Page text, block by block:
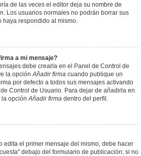
de las veces el editor deja su nombre de
Los usuarios normales no podrán borrar sus
haya respondido al mismo.
a mi mensaje?
debe crearla en el Panel de Control de
la opciónAñadir firma cuando publique un
por defecto a todos sus mensajes activando
Control de Usuario. Para dejar de añadirla en
la opciónAñadir firma dentro del perfil.
edita el primer mensaje del mismo, debe hacer
debajo del formulario de publicación; si no